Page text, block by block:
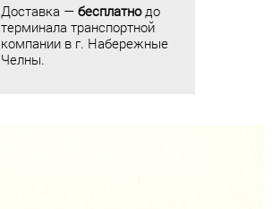
Доставка — бесплатнодо
терминала транспортной
компании в г. Набережные
Челны.
Доставка — бесплатнодо
терминала транспортной
компании в г. Набережные
Челны.